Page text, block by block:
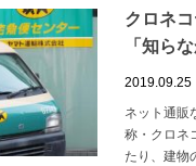
クロネ
「知ら
2019.09.25
ネット通販
称・クロネ
たり、建物